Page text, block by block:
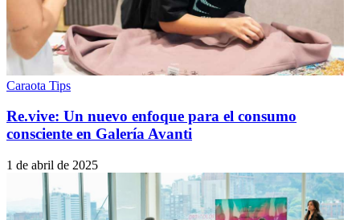
Caraota Tips
Re.vive: Un nuevo enfoque para el consumo
consciente en Galería Avanti
1 de abril de 2025